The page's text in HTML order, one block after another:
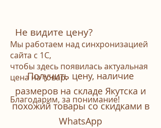
Не видите цену?
Мы работаем над синхронизацией
сайта с 1С,
чтобы здесь появилась актуальная
цена на товар.
Благодарим, за понимание!
Получить цену, наличие
размеров на складе Якутска и
похожий товары со скидками в
WhatsАpp